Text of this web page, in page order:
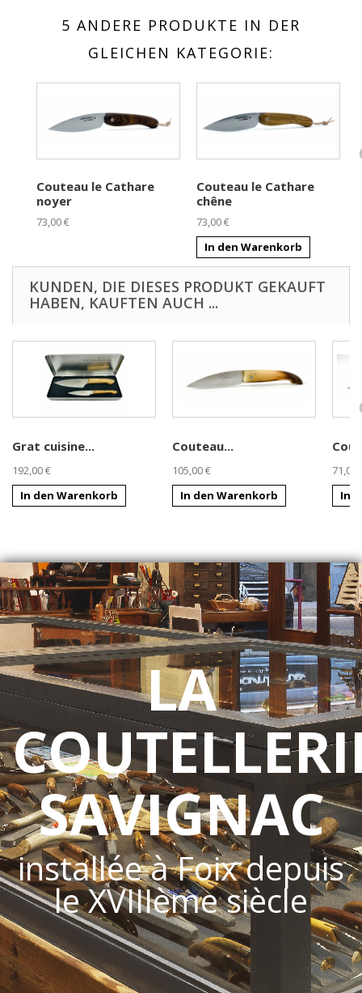
5 ANDERE PRODUKTE IN DER
GLEICHEN KATEGORIE:
Couteau le Cathare
noyer
73,00 €
Couteau le Cathare
chêne
73,00 €
In den Warenkorb
KUNDEN, DIE DIESES PRODUKT GEKAUFT
HABEN, KAUFTEN AUCH ...
Grat cuisine...
192,00 €
In den Warenkorb
Couteau...
105,00 €
In den Warenkorb
71,00
In
LA
SAVIGNAC
installée à Foix depuis
le XVIIIème siècle